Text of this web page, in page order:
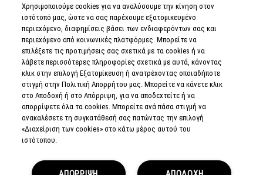
SIGN UP FOR EMAIL
My M•A•C / SIGN IN
CONNECT
PRIVACY POLICY
Χρησιμοποιούμε cookies για να αναλύσουμε την κίνηση στον
ιστότοπό μας, ώστε να σας παρέχουμε εξατομικευμένο
περιεχόμενο, διαφημίσεις βάσει των ενδιαφερόντων σας και
περιεχόμενο από κοινωνικές πλατφόρμες. Μπορείτε να
επιλέξετε τις προτιμήσεις σας σχετικά με τα cookies ή να
λάβετε περισσότερες πληροφορίες σχετικά με αυτά, κάνοντας
κλικ στην επιλογή Εξατομίκευση ή ανατρέχοντας οποιαδήποτε
στιγμή στην Πολιτική Απορρήτου μας. Μπορείτε να κάνετε κλικ
στο Αποδοχή ή στο Απόρριψη, για να αποδεχτείτε ή να
απορρίψετε όλα τα cookies. Μπορείτε ανά πάσα στιγμή να
ανακαλέσετε τη συγκατάθεσή σας πατώντας την επιλογή
«Διαχείριση των cookies» στο κάτω μέρος αυτού του
ιστότοπου.